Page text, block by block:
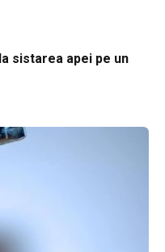
sistarea apei pe un